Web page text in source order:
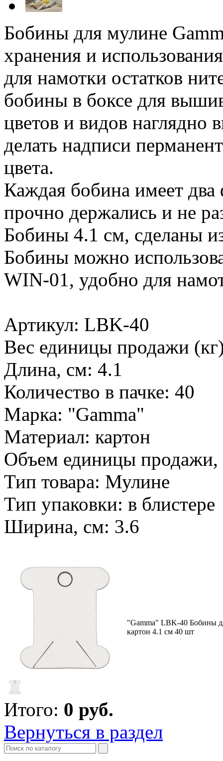
Бобины для мулине
хранения и
для намотки остатков
бобины в боксе для
цветов и видов
делать надписи
цвета.
Каждая бобина имеет
прочно держались и не
Бобины 4.1 см, сделаны
Бобины можно
WIN-01, удобно для
Артикул: LBK-40
Вес единицы продажи
Длина, см: 4.1
Количество в пачке: 40
Марка: "Gamma"
Материал: картон
Объем единицы продажи,
Тип товара: Мулине
Тип упаковки: в блистере
Ширина, см: 3.6
"Gamma" LBK-40 Бобины
картон 4.1 см 40 шт
Итого: 0 руб.
Вернуться в раздел